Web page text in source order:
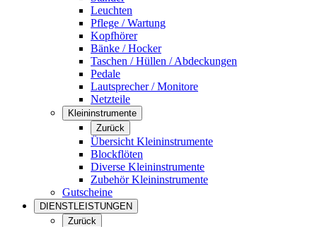
Leuchten
Pflege / Wartung
Kopfhörer
Bänke / Hocker
Taschen / Hüllen / Abdeckungen
Pedale
Lautsprecher / Monitore
Netzteile
Kleininstrumente
Zurück
Übersicht Kleininstrumente
Blockflöten
Diverse Kleininstrumente
Zubehör Kleininstrumente
Gutscheine
DIENSTLEISTUNGEN
Zurück